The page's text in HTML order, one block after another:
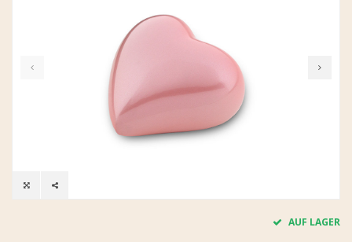
AUF LAGER